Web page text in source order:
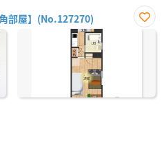
部屋】(No.127270)
お気